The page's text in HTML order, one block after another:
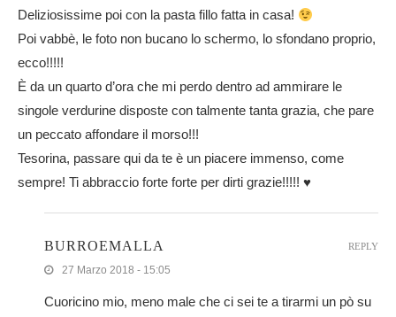
Deliziosissime poi con la pasta fillo fatta in casa!
Poi vabbè, le foto non bucano lo schermo, lo sfondano proprio,
ecco!!!!!
È da un quarto d’ora che mi perdo dentro ad ammirare le
singole verdurine disposte con talmente tanta grazia, che pare
un peccato affondare il morso!!!
Tesorina, passare qui da te è un piacere immenso, come
sempre! Ti abbraccio forte forte per dirti grazie!!!!! ♥
BURROEMALLA
27 Marzo 2018 - 15:05
Cuoricino mio, meno male che ci sei te a tirarmi un pò su
REPLY